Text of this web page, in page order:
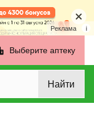
Реклама i
Выберите аптеку
Найти